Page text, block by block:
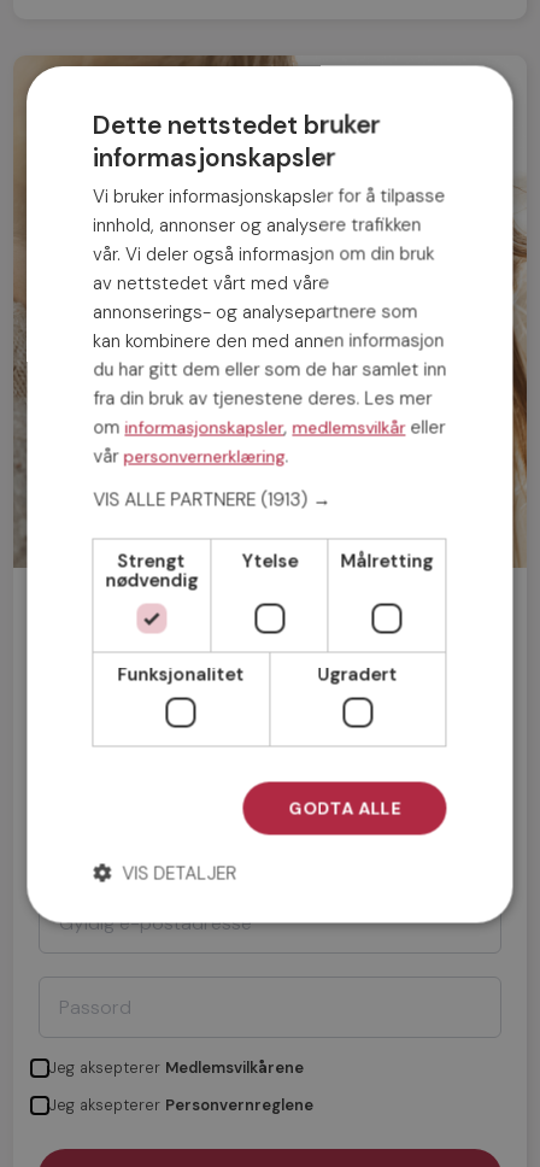
Bli medlem gratis!
Mann Kvinne
Jeg aksepterer Medlemsvilkårene
Jeg aksepterer Personvernreglene
Dette nettstedet bruker
informasjonskapsler
Vi bruker informasjonskapsler for å tilpasse
innhold, annonser og analysere trafikken
vår. Vi deler også informasjon om din bruk
av nettstedet vårt med våre
annonserings- og analysepartnere som
kan kombinere den med annen informasjon
du har gitt dem eller som de har samlet inn
fra din bruk av tjenestene deres. Les mer
ominformasjonskapsler,medlemsvilkåreller
vårpersonvernerklæring.
VIS ALLE PARTNERE (1913) →
Strengt
nødvendig
Ytelse Målretting
Funksjonalitet Ugradert
GODTA ALLE
VIS DETALJER